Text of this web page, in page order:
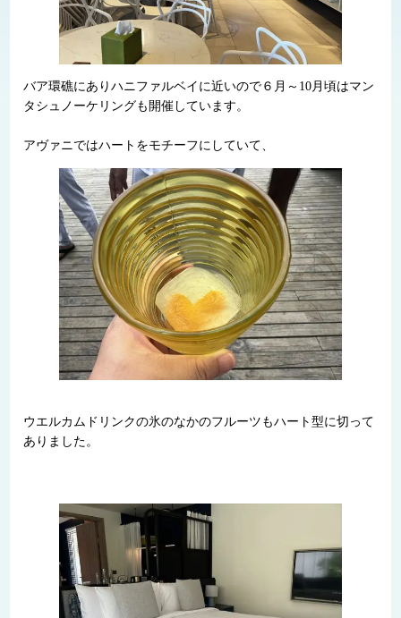
バア環礁にありハニファルベイに近いので６月～10月頃はマン
タシュノーケリングも開催しています。
アヴァニではハートをモチーフにしていて、
ウエルカムドリンクの氷のなかのフルーツもハート型に切って
ありました。